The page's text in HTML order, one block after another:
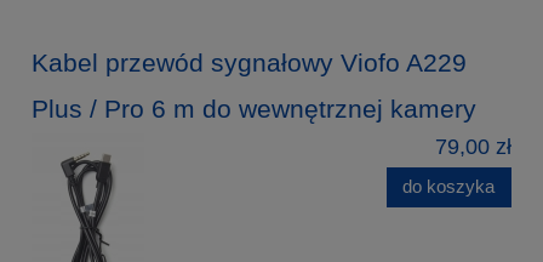
Kabel przewód sygnałowy Viofo A229
Plus / Pro 6 m do wewnętrznej kamery
79,00 zł
do koszyka